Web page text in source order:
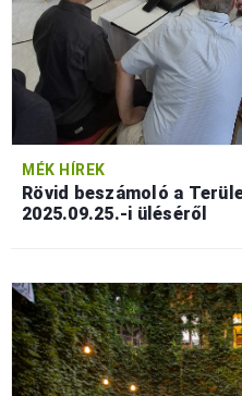
MÉK HÍREK
Rövid beszámoló a
2025.09.25.-i üléséről